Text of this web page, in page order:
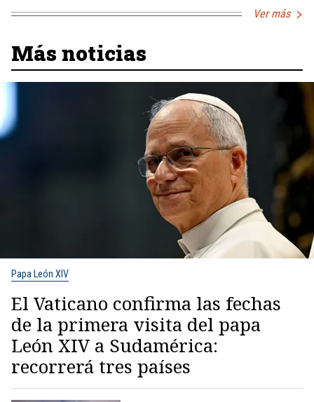
Ver más
Más noticias
Papa León XIV
El Vaticano confirma las fechas
de la primera visita del papa
León XIV a Sudamérica:
recorrerá tres países